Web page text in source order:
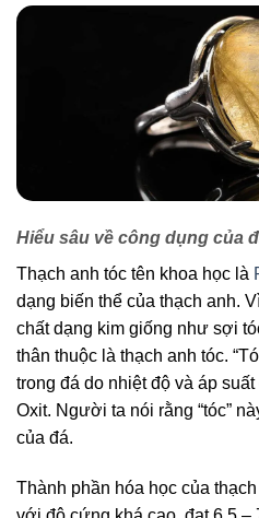
Hiểu sâu về công dụng của
Thạch anh tóc tên khoa học là
dạng biến thể của thạch anh.
chất dạng kim giống như sợi
thân thuộc là thạch anh tóc.
trong đá do nhiệt độ và áp
Oxit. Người ta nói rằng “tóc”
của đá.
Thành phần hóa học của